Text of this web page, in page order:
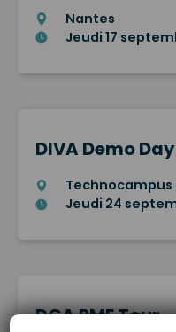
Nantes
Jeudi 17
DIVA Demo Day
Technocampus
Jeudi 24
DGA PME Tour